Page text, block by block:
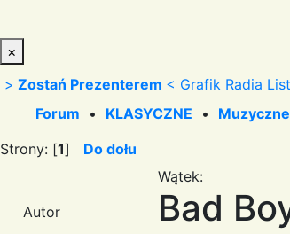
×
> Zostań Prezenterem < Grafik Radia
Forum • KLASYCZNE • Muzyczne
Strony: [1] Do dołu
Autor
Wątek:
Bad